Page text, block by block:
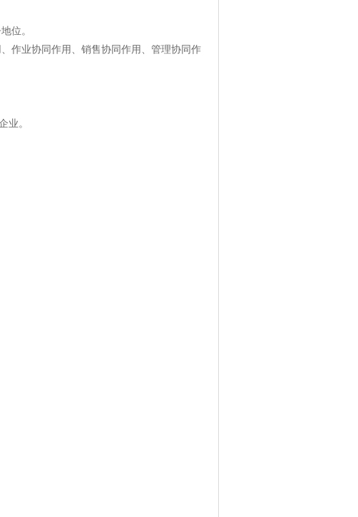
位。
作业协同作用、销售协同作用、管理协同作
业。